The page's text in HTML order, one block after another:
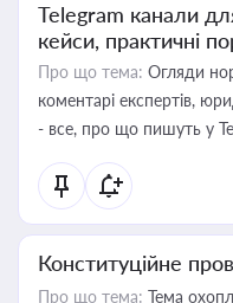
Telegram канали
кейси, практичні
Про що тема: Огляди
коментарі експертів,
- все, про що пишуть у
Конституційне
Про що тема: Тема